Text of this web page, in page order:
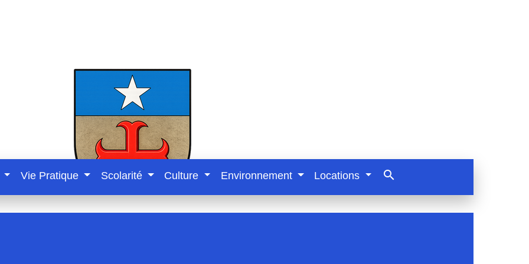
Vie Pratique Scolarité Culture Environnement Locations search